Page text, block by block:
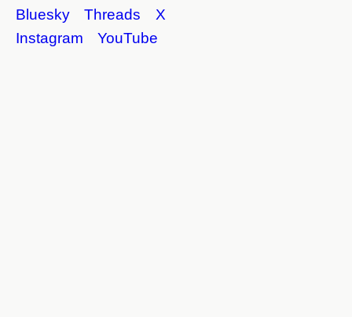
Bluesky
Threads
X
Instagram
YouTube